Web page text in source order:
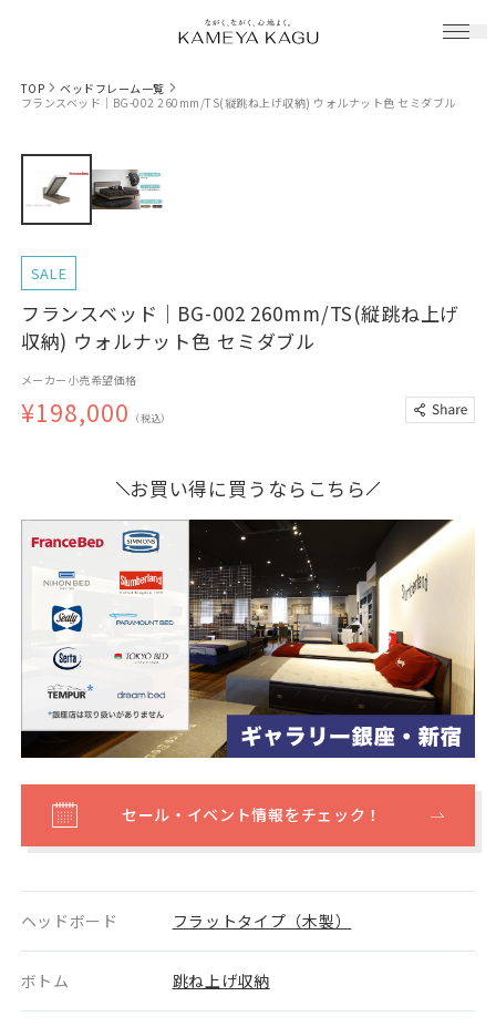
TOP
ベッドフレーム一覧
フランスベッド｜BG-002 260mm/TS(縦跳ね上げ収納) ウォルナット色 セミダブル
SALE
フランスベッド｜BG-002 260mm/TS(縦跳ね上げ
収納) ウォルナット色 セミダブル
メーカー小売希望価格
¥198,000 （税込）
お買い得に買うならこちら
セール・イベント情報をチェック！
ヘッドボード フラットタイプ（木製）
ボトム 跳ね上げ収納